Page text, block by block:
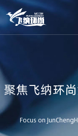
聚焦飞纳环
Focus on